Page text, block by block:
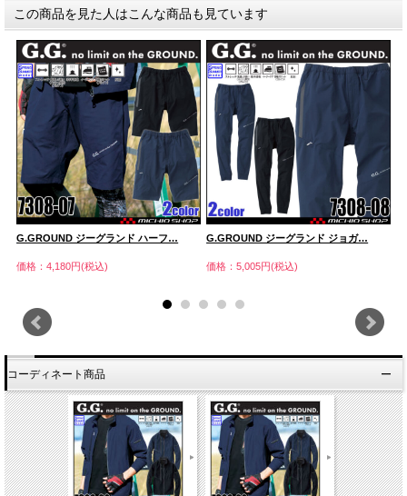
この商品を見た人はこんな商品も見ています
G.GROUND ジーグランド ハーフ…
価格：4,180円(税込)
G.GROUND ジーグランド ジョガ…
価格：5,005円(税込)
コーディネート商品